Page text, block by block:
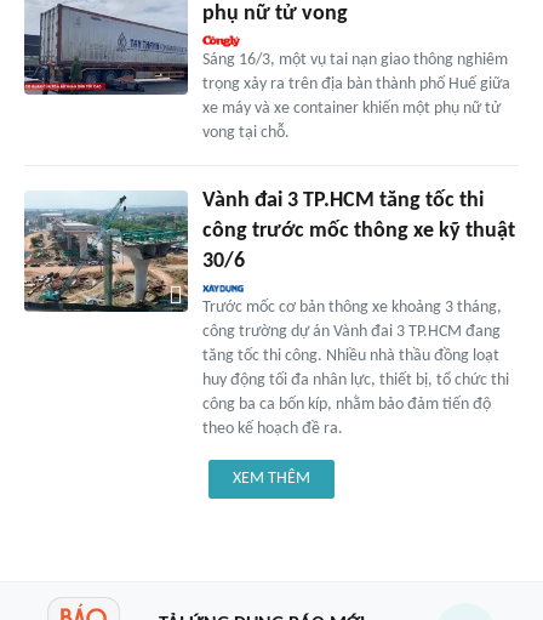
phụ nữ tử vong
Sáng 16/3, một vụ tai nạn giao thông nghiêm
trọng xảy ra trên địa bàn thành phố Huế giữa
xe máy và xe container khiến một phụ nữ tử
vong tại chỗ.
Vành đai 3 TP.HCM tăng tốc thi
công trước mốc thông xe kỹ thuật
30/6
Trước mốc cơ bản thông xe khoảng 3 tháng,
công trường dự án Vành đai 3 TP.HCM đang
tăng tốc thi công. Nhiều nhà thầu đồng loạt
huy động tối đa nhân lực, thiết bị, tổ chức thi
công ba ca bốn kíp, nhằm bảo đảm tiến độ
theo kế hoạch đề ra.
XEM THÊM